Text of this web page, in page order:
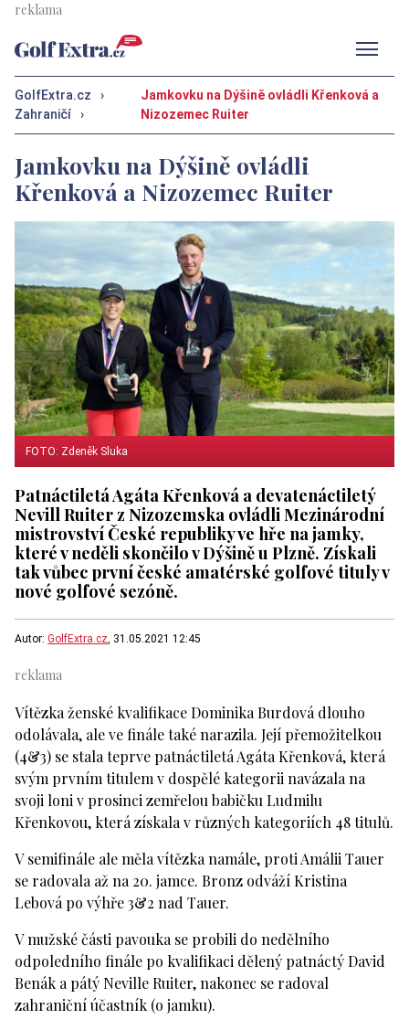
GolfExtra.cz
›
Zahraničí
›
Jamkovku na Dýšině ovládli Křenková a
Nizozemec Ruiter
Jamkovku na Dýšině ovládli
Křenková a Nizozemec Ruiter
FOTO: Zdeněk Sluka
Patnáctiletá Agáta Křenková a devatenáctiletý
Nevill Ruiter z Nizozemska ovládli Mezinárodní
mistrovství České republiky ve hře na jamky,
které v neděli skončilo v Dýšině u Plzně. Získali
tak vůbec první české amatérské golfové tituly v
nové golfové sezóně.
Autor: GolfExtra.cz, 31.05.2021 12:45
Vítězka ženské kvalifikace Dominika Burdová dlouho
odolávala, ale ve finále také narazila. Její přemožitelkou
(4&3) se stala teprve patnáctiletá Agáta Křenková, která
svým prvním titulem v dospělé kategorii navázala na
svoji loni v prosinci zemřelou babičku Ludmilu
Křenkovou, která získala v různých kategoriích 48 titulů.
V semifinále ale měla vítězka namále, proti Amálii Tauer
se radovala až na 20. jamce. Bronz odváží Kristina
Lebová po výhře 3&2 nad Tauer.
V mužské části pavouka se probili do nedělního
odpoledního finále po kvalifikaci dělený patnáctý David
Benák a pátý Neville Ruiter, nakonec se radoval
zahraniční účastník (o jamku).